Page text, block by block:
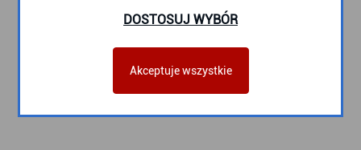
DOSTOSUJ WYBÓR
Akceptuje wszystkie